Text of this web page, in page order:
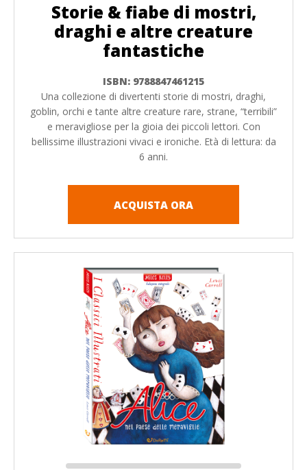
Storie & fiabe di mostri,
draghi e altre creature
fantastiche
ISBN: 9788847461215
Una collezione di divertenti storie di mostri, draghi,
goblin, orchi e tante altre creature rare, strane, “terribili”
e meravigliose per la gioia dei piccoli lettori. Con
bellissime illustrazioni vivaci e ironiche. Età di lettura: da
6 anni.
ACQUISTA ORA